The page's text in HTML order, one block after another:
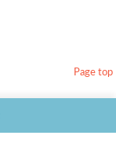
Page top